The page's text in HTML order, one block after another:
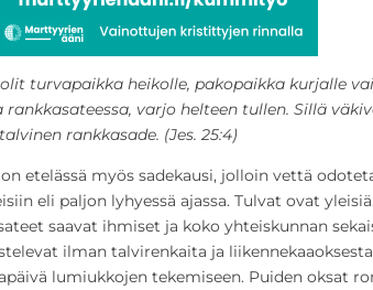
turvapaikka heikolle, pakopaikka kurjalle
rankkasateessa, varjo helteen tullen. Sillä
rankkasade. (Jes. 25:4)
etelässä myös sadekausi, jolloin vettä
eli paljon lyhyessä ajassa. Tulvat ovat
saavat ihmiset ja koko yhteiskunnan
ilman talvirenkaita ja
lumiukkojen tekemiseen. Puiden oksat